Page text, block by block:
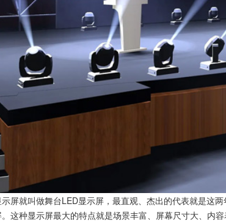
屏就叫做舞台LED显示屏，最直观、杰出的代表就是这
这种显示屏最大的特点就是场景丰富、屏幕尺寸大、内